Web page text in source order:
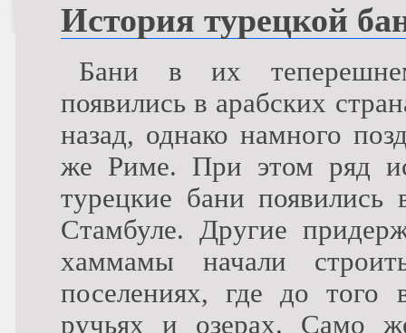
История турецкой
Бани в их
появились в арабских
назад, однако намного
же Риме. При этом ряд
турецкие бани
Стамбуле. Другие
хаммамы начали
поселениях, где до того
ручьях и озерах. Само